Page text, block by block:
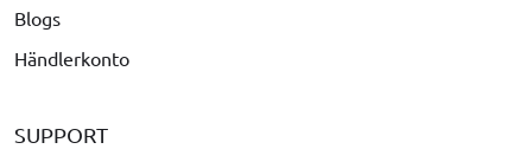
Blogs
Händlerkonto
SUPPORT